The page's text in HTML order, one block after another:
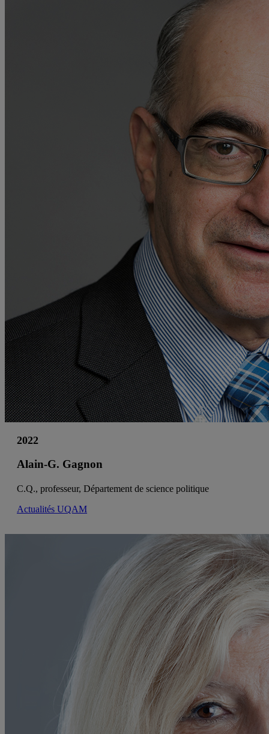
2022
Alain-G. Gagnon
C.Q., professeur, Département de science politique
Actualités UQAM